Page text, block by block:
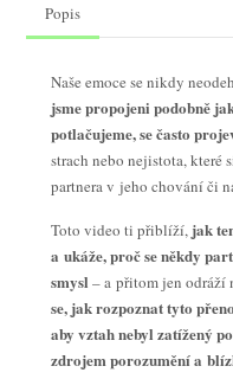
Popis
Naše emoce se nikdy
jsme propojeni podobně
potlačujeme, se často
strach nebo nejistota,
partnera v jeho chování či
Toto video ti přiblíží, jak
a ukáže, proč se někdy
smysl – a přitom jen odráží
se, jak rozpoznat tyto
aby vztah nebyl zatížený
zdrojem porozumění a